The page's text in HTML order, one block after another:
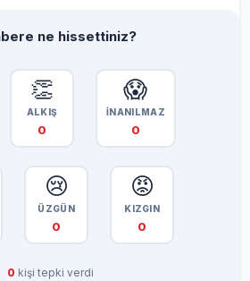
ne hissettiniz?
👏
ALKIŞ
0
😱
İNANILMAZ
0
😢
ÜZGÜN
0
😡
KIZGIN
0
0 kişi tepki verdi